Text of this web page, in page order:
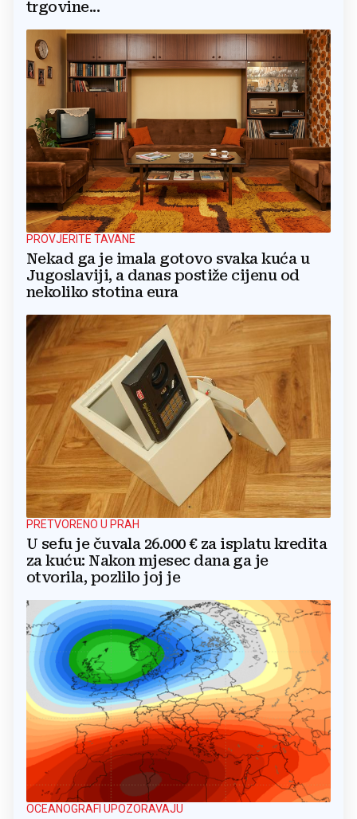
trgovine...
PROVJERITE TAVANE
Nekad ga je imala gotovo svaka kuća u
Jugoslaviji, a danas postiže cijenu od
nekoliko stotina eura
PRETVORENO U PRAH
U sefu je čuvala 26.000 € za isplatu kredita
za kuću: Nakon mjesec dana ga je
otvorila, pozlilo joj je
OCEANOGRAFI UPOZORAVAJU